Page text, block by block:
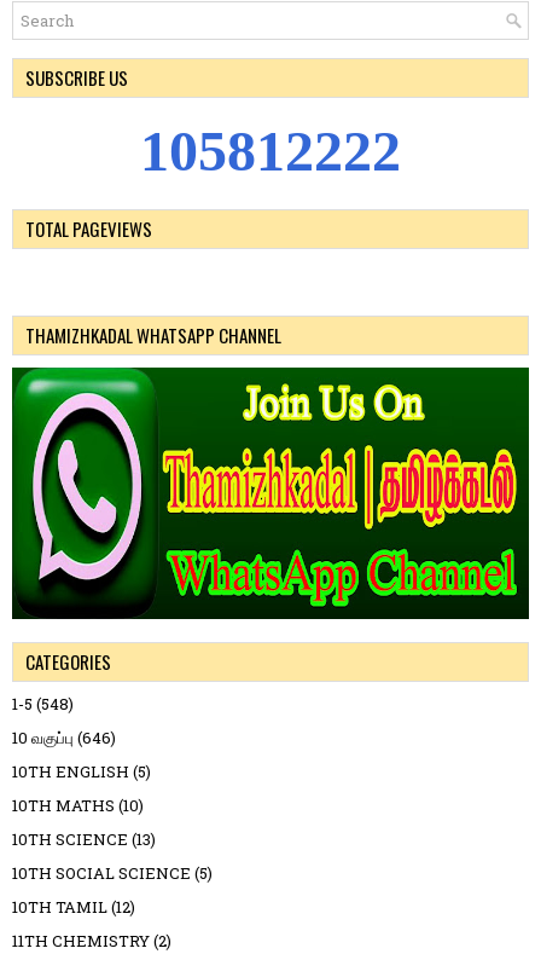
SUBSCRIBE US
105812222
TOTAL PAGEVIEWS
THAMIZHKADAL WHATSAPP CHANNEL
CATEGORIES
1-5 (548)
10 வகுப்பு (646)
10TH ENGLISH (5)
10TH MATHS (10)
10TH SCIENCE (13)
10TH SOCIAL SCIENCE (5)
10TH TAMIL(12)
11TH CHEMISTRY(2)